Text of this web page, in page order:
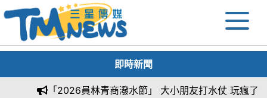
即時新聞
「2026員林青商潑水節」 大小朋友打水仗 玩瘋了